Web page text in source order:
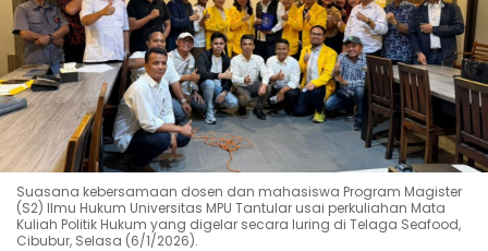
Suasana kebersamaan dosen dan mahasiswa Program Magister
(S2) Ilmu Hukum Universitas MPU Tantular usai perkuliahan Mata
Kuliah Politik Hukum yang digelar secara luring di Telaga Seafood,
Cibubur, Selasa (6/1/2026).